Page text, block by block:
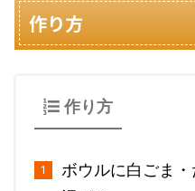
作り方
作り方
ボウルに白ごま